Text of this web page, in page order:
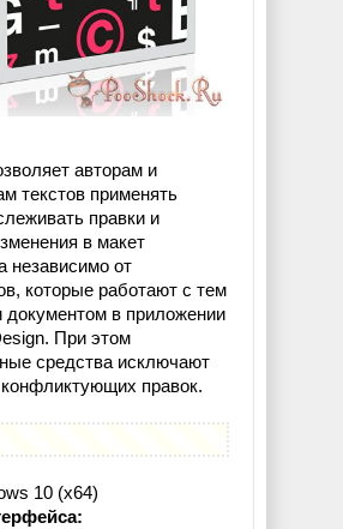
авторам и
текстов применять
правки и
в макет
независимо от
которые работают с тем
в приложении
При этом
средства исключают
правок.
10 (x64)